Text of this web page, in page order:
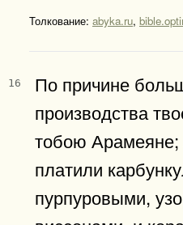
Толкование: abyka.ru,
16
По причине
производства
тобою Арамеяне;
платили
пурпуровыми,